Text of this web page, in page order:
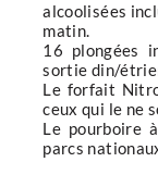
alcoolisées
matin.
16 plongées
sortie din/
Le forfait
ceux qui le ne
Le pourboire
parcs